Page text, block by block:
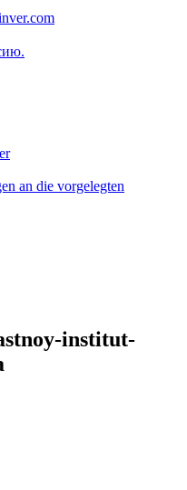
an die vorgelegten
institut-